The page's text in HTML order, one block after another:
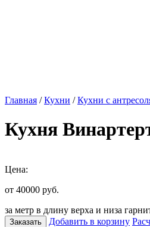
Главная /Кухни /Кухни с
Кухня
Цена:
от 40000 руб.
за метр в длину верха и низа
Заказать Добавить в корзину